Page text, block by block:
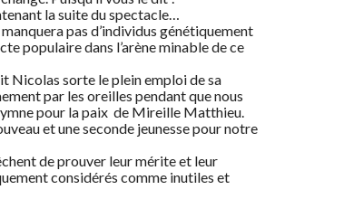
la suite du spectacle…
pas d’individus génétiquement
populaire dans l’arène minable de ce
Nicolas sorte le plein emploi de sa
par les oreilles pendant que nous
pour la paix de Mireille Matthieu.
et une seconde jeunesse pour notre
de prouver leur mérite et leur
considérés comme inutiles et